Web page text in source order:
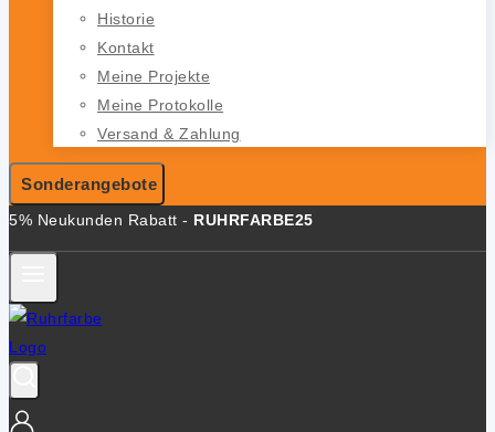
Historie
Kontakt
Meine Projekte
Meine Protokolle
Versand & Zahlung
Sonderangebote
5% Neukunden Rabatt - RUHRFARBE25